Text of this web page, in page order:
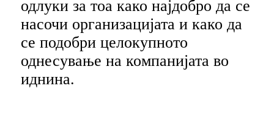
одлуки за тоа како најдобро да се
насочи организацијата и како да
се подобри целокупното
однесување на компанијата во
иднина.